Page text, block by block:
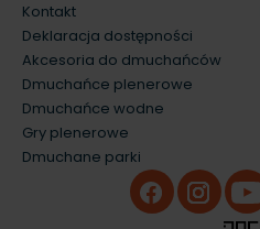
Kontakt
Deklaracja dostępności
Akcesoria do dmuchańców
Dmuchańce plenerowe
Dmuchańce wodne
Gry plenerowe
Dmuchane parki